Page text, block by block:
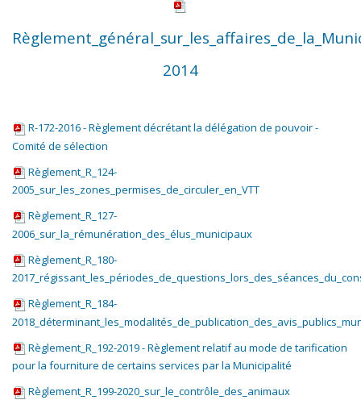
2014
R-172-2016 - Règlement décrétant la délégation de pouvoir -
Comité de sélection
Règlement_R_124-
2005_sur_les_zones_permises_de_circuler_en_VTT
Règlement_R_127-
2006_sur_la_rémunération_des_élus_municipaux
Règlement_R_180-
Règlement_R_184-
Règlement_R_192-2019 - Règlement relatif au mode de tarification
pour la fourniture de certains services par la Municipalité
Règlement_R_199-2020_sur_le_contrôle_des_animaux